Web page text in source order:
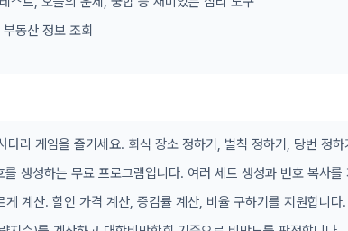
동산 정보 조회
다리 게임을 즐기세요. 회식 장소 정하기, 벌칙 정하기, 당번 정
생성하는 무료 프로그램입니다. 여러 세트 생성과 번호 복사를
계산. 할인 가격 계산, 증감률 계산, 비율 구하기를 지원합니다.